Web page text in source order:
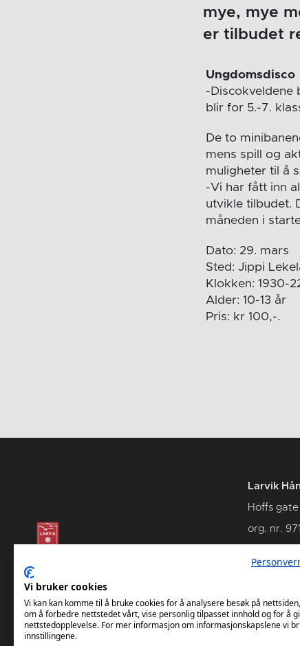
mye, mye
er tilbudet
Ungdomsdisco
-Discokveldene
blir for 5.-7.
De to
mens spill og
muligheter til å
-Vi har fått inn
utvikle tilbudet.
måneden i
Dato: 29. mars
Sted: Jippi
Klokken: 1930-
Alder: 10-13 år
Pris: kr 100,-.
Larvik
Hoffs gate
org. nr.
Vi bruker cookies
Vi kan kan komme til å bruke cookies for å analysere besøk på
om å forbedre nettstedet vårt, vise personlig tilpasset innhold og for å
nettstedopplevelse. For mer informasjon om informasjonskapslene vi
innstillingene.